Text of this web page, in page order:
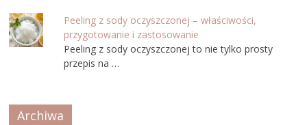
Peeling z sody oczyszczonej – właściwości,
przygotowanie i zastosowanie
Peeling z sody oczyszczonej to nie tylko prosty
przepis na …
Archiwa